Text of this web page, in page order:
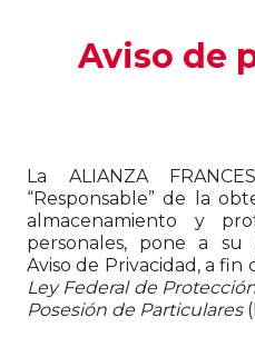
Aviso de
La ALIANZA
“Responsable” de la
almacenamiento y
personales, pone a su
Aviso de Privacidad, a
Ley Federal de
Posesión de Particulares